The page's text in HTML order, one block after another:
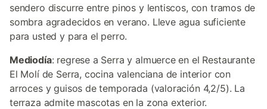
sendero discurre entre pinos y lentiscos, con tramos de
sombra agradecidos en verano. Lleve agua suficiente
para usted y para el perro.
Mediodía: regrese a Serra y almuerce en el Restaurante
El Molí de Serra, cocina valenciana de interior con
arroces y guisos de temporada (valoración 4,2/5). La
terraza admite mascotas en la zona exterior.